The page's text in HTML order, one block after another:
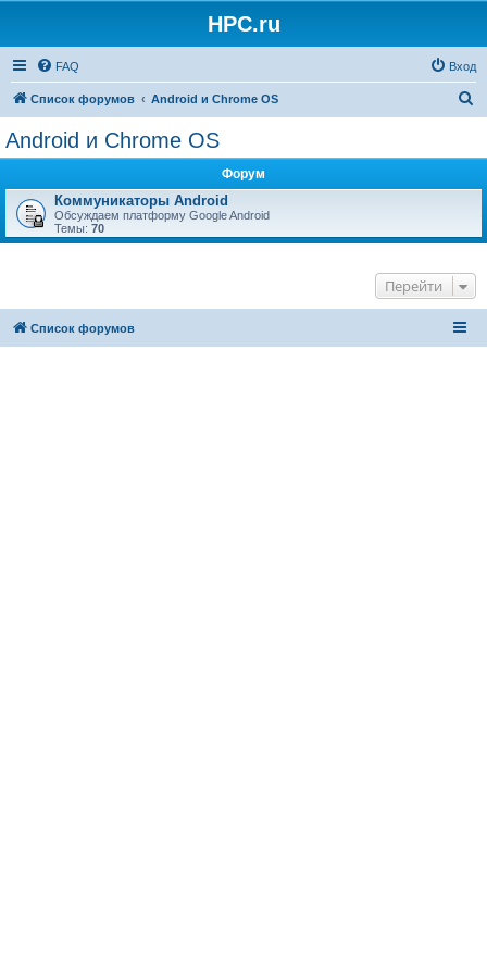
HPC.ru
FAQ Вход
Список форумов Android и Chrome OS
Android и Chrome OS
Форум
Коммуникаторы Android
Обсуждаем платформу Google Android
Темы: 70
Перейти
Список форумов